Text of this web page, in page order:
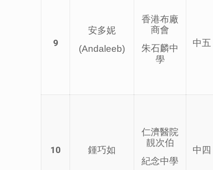
9
安多妮
(Andaleeb)
香港布廠
商會
朱石麟中
學
中五
10 鍾巧如
仁濟醫院
靚次伯
紀念中學
中四